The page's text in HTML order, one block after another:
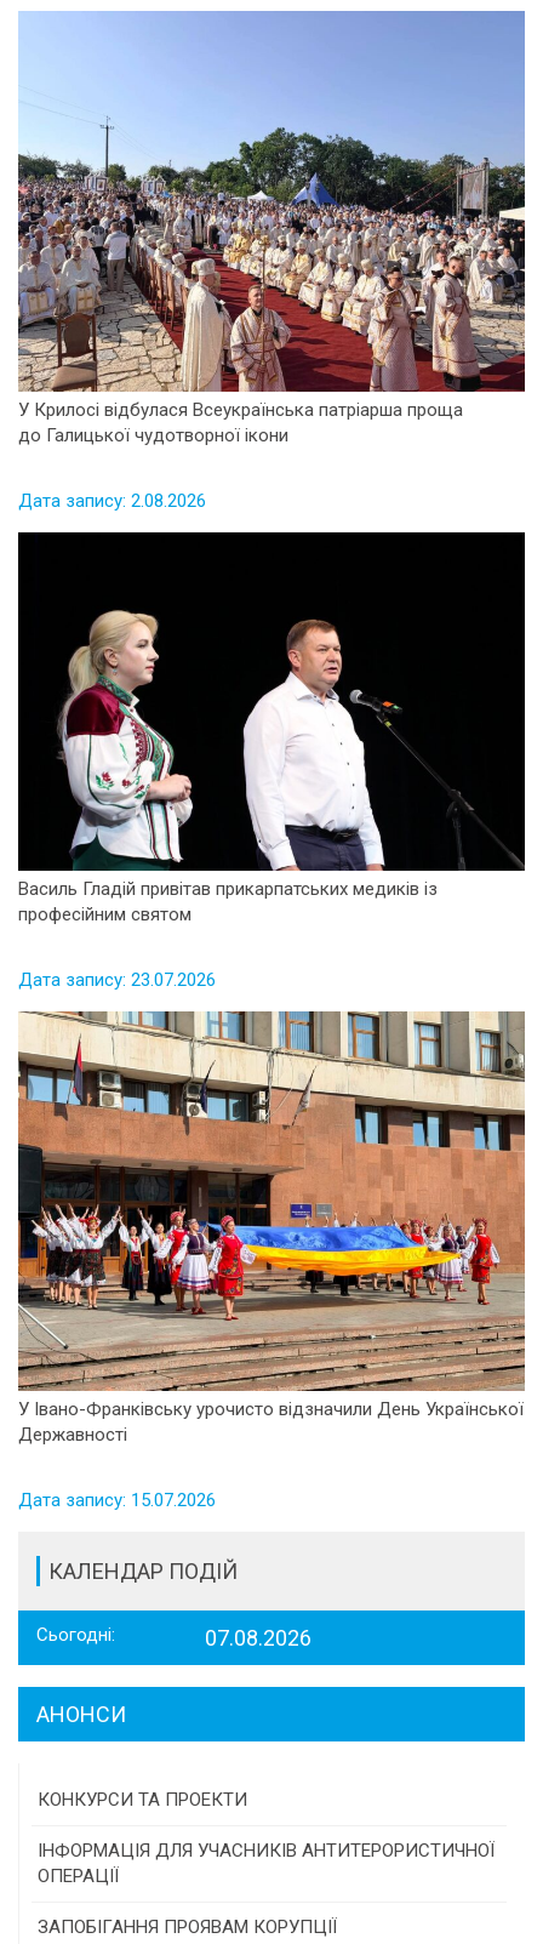
У Крилосі відбулася Всеукраїнська патріарша проща
до Галицької чудотворної ікони
Дата запису: 2.08.2026
Василь Гладій привітав прикарпатських медиків із
професійним святом
Дата запису: 23.07.2026
У Івано-Франківську урочисто відзначили День Української
Державності
Дата запису: 15.07.2026
КАЛЕНДАР ПОДІЙ
Сьогодні: 07.08.2026
АНОНСИ
КОНКУРСИ ТА ПРОЕКТИ
Конкурс проектів та програм місцевого
самоврядування
Конкурс інститутів громадянського суспільства
ІНФОРМАЦІЯ ДЛЯ УЧАСНИКІВ АНТИТЕРОРИСТИЧНОЇ
ОПЕРАЦІЇ
ЗАПОБІГАННЯ ПРОЯВАМ КОРУПЦІЇ